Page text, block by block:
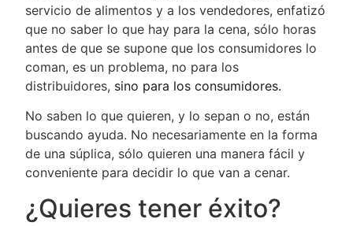
servicio de alimentos y a los vendedores, enfatizó
que no saber lo que hay para la cena, sólo horas
antes de que se supone que los consumidores lo
coman, es un problema, no para los
distribuidores, sino para los consumidores.
No saben lo que quieren, y lo sepan o no, están
buscando ayuda. No necesariamente en la forma
de una súplica, sólo quieren una manera fácil y
conveniente para decidir lo que van a cenar.
¿Quieres tener éxito?